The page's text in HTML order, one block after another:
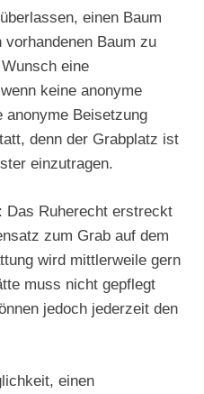
einen Baum
Baum zu
eine
keine anonyme
anonyme Beisetzung
denn der Grabplatz ist
einzutragen.
Das Ruherecht erstreckt
zum Grab auf dem
wird mittlerweile gern
muss nicht gepflegt
jedoch jederzeit den
einen